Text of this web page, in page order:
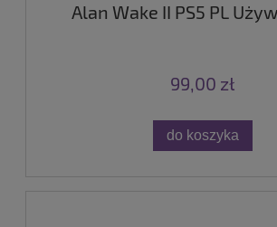
Alan Wake II PS5 PL
99,00 zł
do koszyka